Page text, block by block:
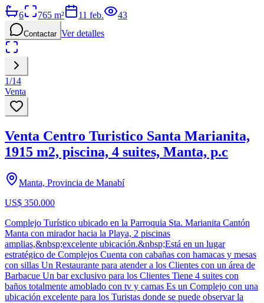
6 765 m² 11 feb. 43
Contactar Ver detalles
1/14
Venta
Venta Centro Turistico Santa Marianita,
1915 m2, piscina, 4 suites, Manta, p.c
Manta, Provincia de Manabí
US$ 350.000
Complejo Turístico ubicado en la Parroquia Sta. Marianita Cantón
Manta con mirador hacia la Playa, 2 piscinas
amplias,&nbsp;excelente ubicación.&nbsp;Está en un lugar
estratégico de Complejos Cuenta con cabañas con hamacas y mesas
con sillas Un Restaurante para atender a los Clientes con un área de
Barbacue Un bar exclusivo para los Clientes Tiene 4 suites con
baños totalmente amoblado con tv y camas Es un Complejo con una
ubicación excelente para los Turistas donde se puede observar la